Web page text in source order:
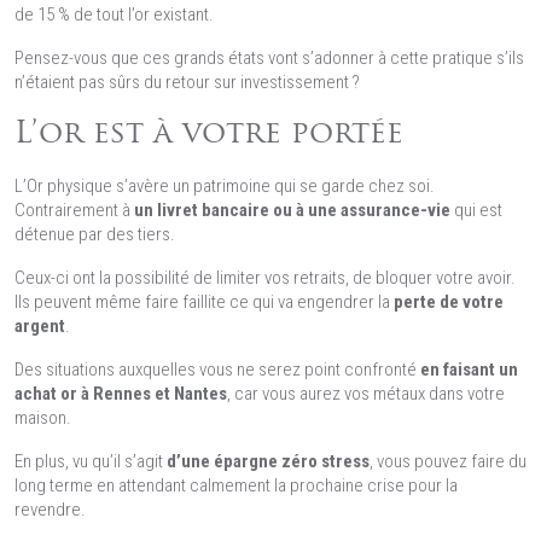
de 15 % de tout l’or existant.
Pensez-vous que ces grands états vont s’adonner à cette pratique s’ils
n’étaient pas sûrs du retour sur investissement ?
L’or est à votre portée
L’Or physique s’avère un patrimoine qui se garde chez soi.
Contrairement à un livret bancaire ou à une assurance-vie qui est
détenue par des tiers.
Ceux-ci ont la possibilité de limiter vos retraits, de bloquer votre avoir.
Ils peuvent même faire faillite ce qui va engendrer la perte de votre
argent.
Des situations auxquelles vous ne serez point confronté en faisant un
achat or à Rennes et Nantes, car vous aurez vos métaux dans votre
maison.
En plus, vu qu’il s’agit d’une épargne zéro stress, vous pouvez faire du
long terme en attendant calmement la prochaine crise pour la
revendre.